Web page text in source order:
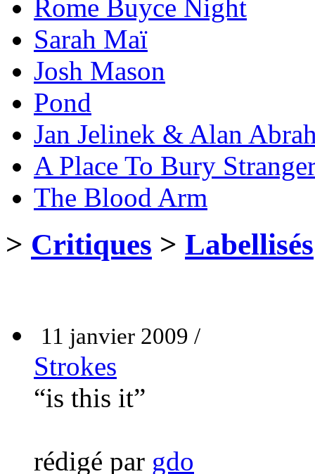
Rome Buyce Night
Sarah Maï
Josh Mason
Pond
Jan Jelinek & Alan
A Place To Bury
The Blood Arm
> Critiques > Labellisés
11 janvier 2009 /
Strokes
“is this it”
rédigé par gdo